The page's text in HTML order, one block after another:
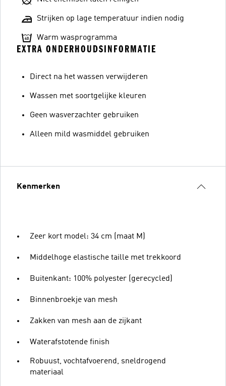
Strijken op lage temperatuur indien nodig
Warm wasprogramma
EXTRA ONDERHOUDSINFORMATIE
Direct na het wassen verwijderen
Wassen met soortgelijke kleuren
Geen wasverzachter gebruiken
Alleen mild wasmiddel gebruiken
Kenmerken
Zeer kort model: 34 cm (maat M)
Middelhoge elastische taille met trekkoord
Buitenkant: 100% polyester (gerecycled)
Binnenbroekje van mesh
Zakken van mesh aan de zijkant
Waterafstotende finish
Robuust, vochtafvoerend, sneldrogend
materiaal